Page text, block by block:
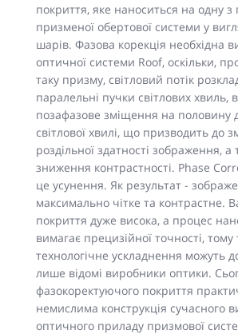
покриття, яке наноситься на одну з
призменої обертової системи у
шарів. Фазова корекція необхідна
оптичної системи Roof, оскільки,
таку призму, світловий потік
паралельні пучки світлових хвиль,
позафазове зміщення на половину
світлової хвилі, що призводить до
роздільної здатності зображення, а
зниження контрастності. Phase
це усунення. Як результат -
максимально чітке та контрастне.
покриття дуже висока, а процес
вимагає прецизійної точності, тому
технологічне ускладнення можуть
лише відомі виробники оптики.
фазокоректуючого покриття
немислима конструкція сучасного
оптичного приладу призмової